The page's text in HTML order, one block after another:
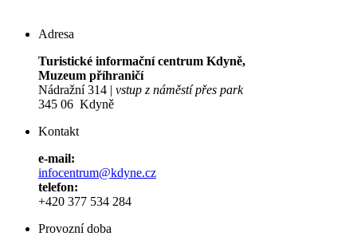
Adresa
Turistické informační centrum Kdyně,
Muzeum příhraničí
Nádražní 314 | vstup z náměstí přes park
345 06 Kdyně
Kontakt
e-mail:
infocentrum@kdyne.cz
telefon:
+420 377 534 284
Provozní doba